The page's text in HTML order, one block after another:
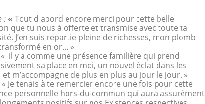
:« Tout d abord encore merci pour cette belle
que tu nous à offerte et transmise avec toute ta
J‘en suis repartie pleine de richesses, mon plomb
en or… »
« il y a comme une présence familière qui prend
sa place en moi, un nouvel éclat dans les
et m’accompagne de plus en plus au jour le jour. »
« Je tenais à te remercier encore une fois pour cette
personnelle hors-du-commun qui aura assurément